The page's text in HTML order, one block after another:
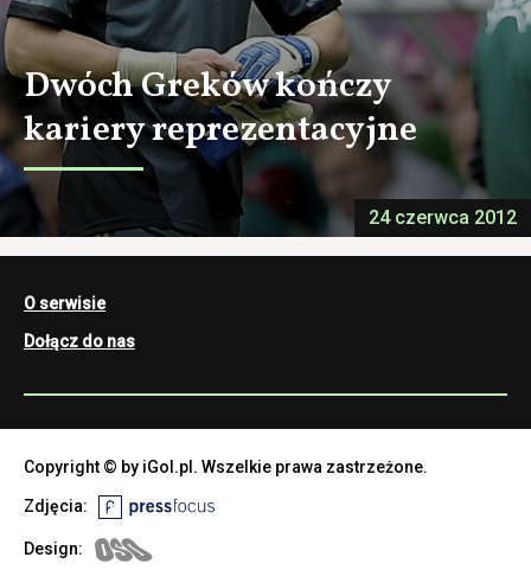
24 czerwca 2012
Dwóch Greków kończy
kariery reprezentacyjne
O serwisie
Dołącz do nas
Copyright © by iGol.pl. Wszelkie prawa zastrzeżone.
Zdjęcia:
Design: